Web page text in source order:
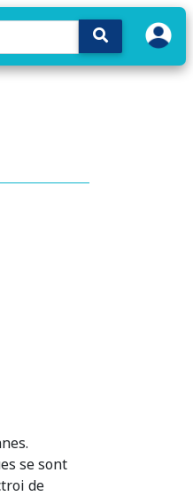
se sont
de